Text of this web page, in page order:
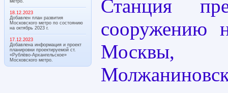
18.12.2023
Добавлен план развития
Московского метро по состоянию
на октябрь 2023 г.
17.12.2023
Добавлена информация и проект
планировки проектируемой ст.
«Рублёво-Архангельское»
Московского метро.
Станция
сооружению
Москвы,